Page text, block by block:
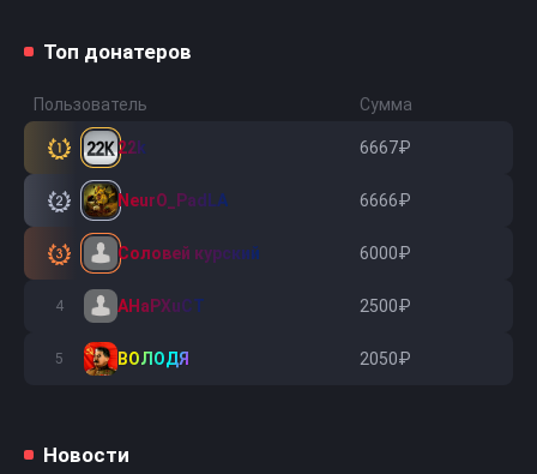
Топ донатеров
Пользователь Сумма
1 22k 6667₽
2 NeurO_PadLA 6666₽
3 Соловей курский 6000₽
4 AHaPXuCT 2500₽
5 ВОЛОДЯ 2050₽
Новости